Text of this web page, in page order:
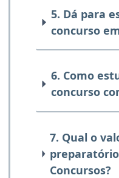
5. Dá para
concurso
6. Como
concurso
7. Qual o
Concursos?